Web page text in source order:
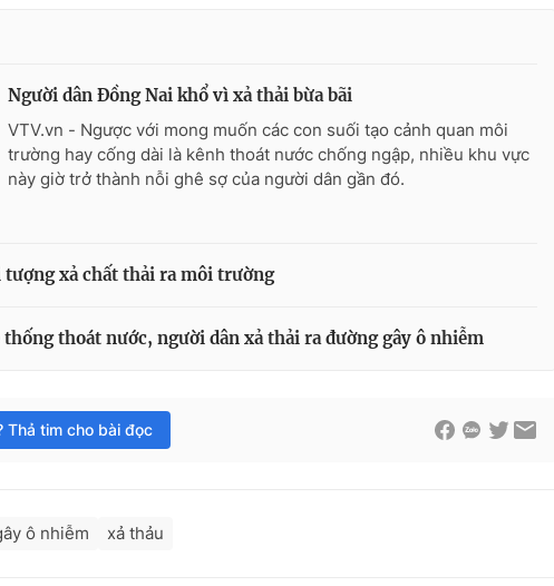
Người dân Đồng Nai khổ vì xả thải bừa bãi
VTV.vn - Ngược với mong muốn các con suối tạo cảnh quan môi
trường hay cống dài là kênh thoát nước chống ngập, nhiều khu vực
này giờ trở thành nỗi ghê sợ của người dân gần đó.
tượng xả chất thải ra môi trường
thoát nước, người dân xả thải ra đường gây ô nhiễm
Thả tim cho bài đọc
ô nhiễm xả thảu